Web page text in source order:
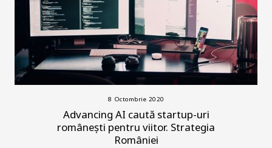
8 Octombrie 2020
Advancing AI caută startup-uri
românești pentru viitor. Strategia
României